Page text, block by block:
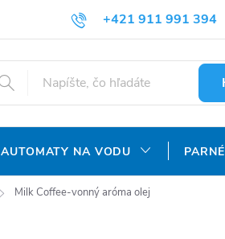
+421 911 991 394
REKLAMAČNÝ PORIADOK OCHRANA
AUTOMATY NA VODU
Milk Coffee-vonný aróma olej